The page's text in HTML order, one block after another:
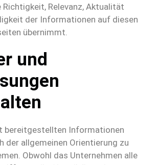
Richtigkeit, Relevanz, Aktualität
der Informationen auf diesen
übernimmt.
und
bereitgestellten Informationen
der allgemeinen Orientierung zu
Obwohl das Unternehmen alle